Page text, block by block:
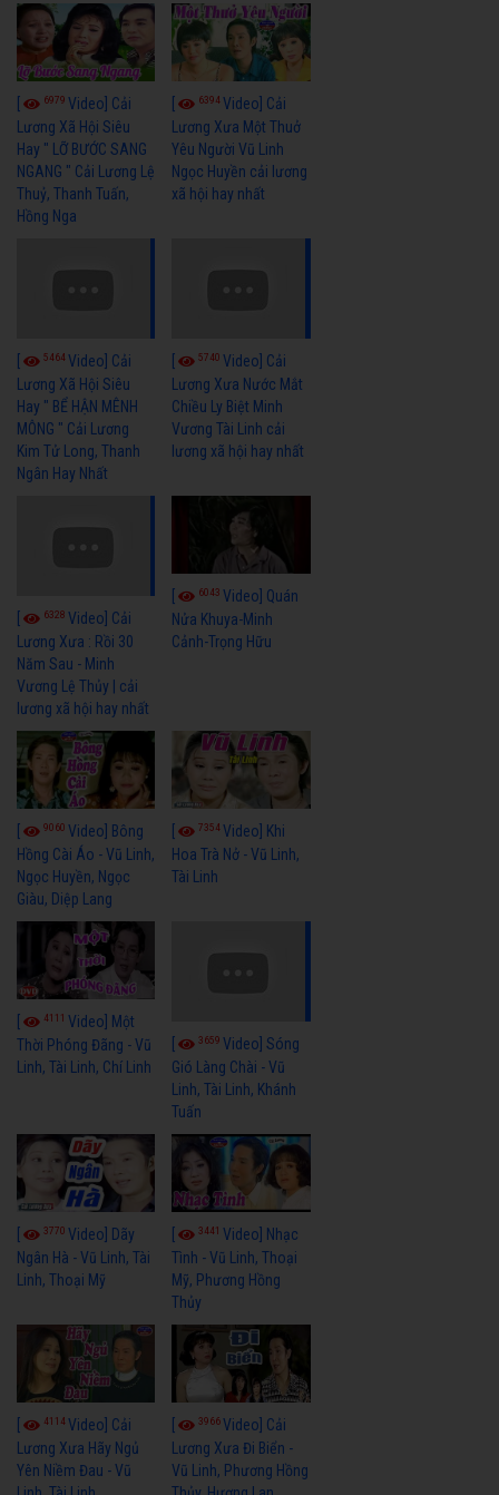
6979 Video] Cải
Lương Xã Hội Siêu
Hay " LỠ BƯỚC SANG
NGANG " Cải Lương Lệ
Thuỷ, Thanh Tuấn,
Hồng Nga
6394Video] Cải
Lương Xưa Một Thuở
Yêu Người Vũ Linh
Ngọc Huyền cải lương
xã hội hay nhất
5464Video] Cải
Lương Xã Hội Siêu
Hay " BỂ HẬN MÊNH
MÔNG " Cải Lương
Kim Tử Long, Thanh
Ngân Hay Nhất
5740Video] Cải
Lương Xưa Nước Mắt
Chiều Ly Biệt Minh
Vương Tài Linh cải
lương xã hội hay nhất
6328 Video] Cải
Lương Xưa : Rồi 30
Năm Sau - Minh
Vương Lệ Thủy | cải
lương xã hội hay nhất
6043Video] Quán
Nửa Khuya-Minh
Cảnh-Trọng Hữu
9060 Video] Bông
Hồng Cài Áo - Vũ Linh,
Ngọc Huyền, Ngọc
Giàu, Diệp Lang
7354Video] Khi
Hoa Trà Nở - Vũ Linh,
Tài Linh
4111 Video] Một
Thời Phóng Đãng - Vũ
Linh, Tài Linh, Chí Linh
3659Video] Sóng
Gió Làng Chài - Vũ
Linh, Tài Linh, Khánh
Tuấn
3770 Video] Dãy
Ngân Hà - Vũ Linh, Tài
Linh, Thoại Mỹ
3441Video] Nhạc
Tình - Vũ Linh, Thoại
Mỹ, Phương Hồng
Thủy
4114Video] Cải
Lương Xưa Hãy Ngủ
Yên Niềm Đau - Vũ
3966Video] Cải
Lương Xưa Đi Biển -
Vũ Linh, Phương Hồng